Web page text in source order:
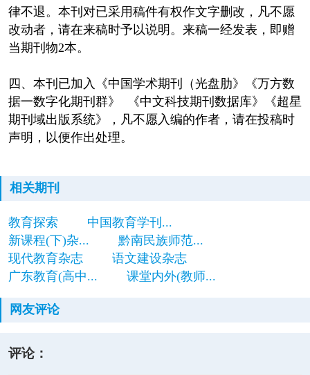
律不退。本刊对已采用稿件有权作文字删改，凡不愿
改动者，请在来稿时予以说明。来稿一经发表，即赠
当期刊物2本。
四、本刊已加入《中国学术期刊（光盘肋》《万方数
据一数字化期刊群》 《中文科技期刊数据库》《超星
期刊域出版系统》，凡不愿入编的作者，请在投稿时
声明，以便作出处理。
相关期刊
教育探索
中国教育学刊...
新课程(下)杂...
黔南民族师范...
现代教育杂志
语文建设杂志
广东教育(高中...
课堂内外(教师...
网友评论
评论：